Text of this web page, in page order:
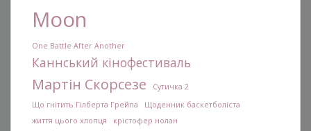
Moon
One Battle After Another
Каннський кінофестиваль
Мартін Скорсезе
Сутичка 2
Що гнітить Гілберта Грейпа
Щоденник баскетболіста
життя цього хлопця
крістофер нолан